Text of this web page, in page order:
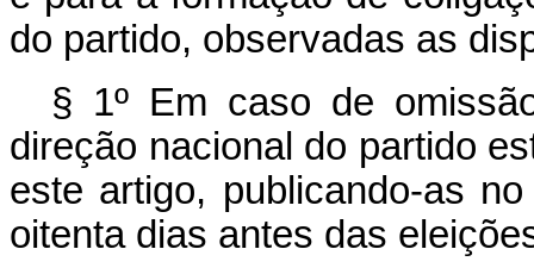
do partido, observadas as
§ 1º Em caso de
direção nacional do partido
este artigo, publicando-as
oitenta dias antes das